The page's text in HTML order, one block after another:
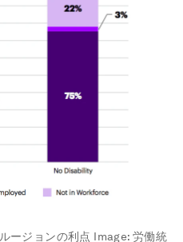
ージョンの利点 Image:労働統